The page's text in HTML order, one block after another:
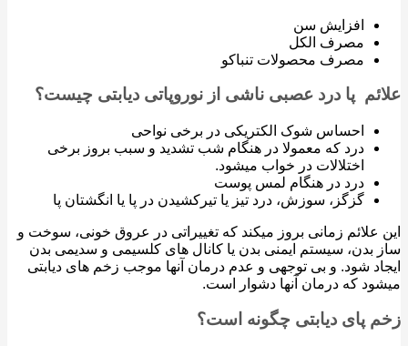
افزایش سن
مصرف الکل
مصرف محصولات تنباکو
پا درد عصبی ناشی از نوروپاتی دیابتی چیست؟
احساس شوک الکتریکی در برخی نواحی
درد که معمولا در هنگام شب تشدید و سبب بروز برخی
اختلالات در خواب میشود.
درد در هنگام لمس پوست
گزگز، سوزش، درد تیز یا تیرکشیدن در پا یا انگشتان پا
علائم زمانی بروز میکند که تغییراتی در عروق خونی، سوخت و
بدن، سیستم ایمنی بدن یا کانال های کلسیمی و سدیمی بدن
شود. و بی توجهی و عدم درمان آنها موجب زخم های دیابتی
که درمان آنها دشوار است.
پای دیابتی چگونه است؟